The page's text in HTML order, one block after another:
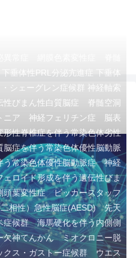
垂体性PRL分泌亢進症 下垂体
シェーグレン症候群 神経軸索
性びまん性白質脳症 脊髄空洞
ア 神経フェリチン症 脳表
性脊椎症を伴う常染色体劣性
症を伴う常染色体優性脳動脈
常染色体優性脳動脈症 神経
ロイド形成を伴う遺伝性びま
葉変性症 ビッカースタッフ
相性）急性脳症(AESD) 先天
候群 海馬硬化を伴う内側側
神てんかん ミオクロニー脱
ス・ガストー症候群 ウエス